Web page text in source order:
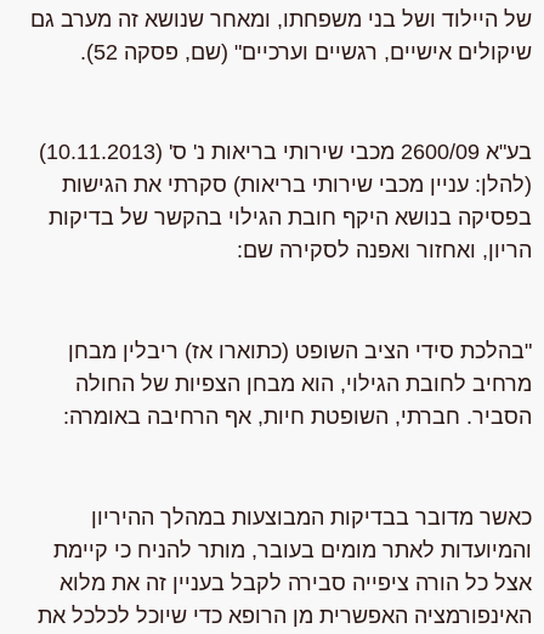
של היילוד ושל בני משפחתו, ומאחר שנושא זה מערב גם
שיקולים אישיים, רגשיים וערכיים" (שם, פסקה 52).
בע"א 2600/09 מכבי שירותי בריאות נ' ס' (10.11.2013)
(להלן: עניין מכבי שירותי בריאות) סקרתי את הגישות
בפסיקה בנושא היקף חובת הגילוי בהקשר של בדיקות
הריון, ואחזור ואפנה לסקירה שם:
"בהלכת סידי הציב השופט (כתוארו אז) ריבלין מבחן
מרחיב לחובת הגילוי, הוא מבחן הצפיות של החולה
הסביר. חברתי, השופטת חיות, אף הרחיבה באומרה:
כאשר מדובר בבדיקות המבוצעות במהלך ההיריון
והמיועדות לאתר מומים בעובר, מותר להניח כי קיימת
אצל כל הורה ציפייה סבירה לקבל בעניין זה את מלוא
האינפורמציה האפשרית מן הרופא כדי שיוכל לכלכל את